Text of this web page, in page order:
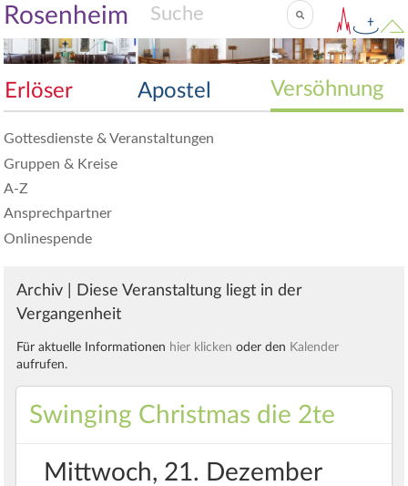
Rosenheim
Erlöser Apostel Versöhnung
Gottesdienste & Veranstaltungen
Gruppen & Kreise
A-Z
Ansprechpartner
Onlinespende
Archiv | Diese Veranstaltung liegt in der
Vergangenheit
Für aktuelle Informationen hier klicken oder den Kalender
aufrufen.
Swinging Christmas die 2te
Mittwoch, 21. Dezember